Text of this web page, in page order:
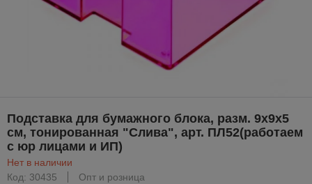
Подставка для бумажного блока, разм. 9х9х5
см, тонированная "Слива", арт. ПЛ52(работаем
с юр лицами и ИП)
Нет в наличии
Код: 30435
Опт и розница